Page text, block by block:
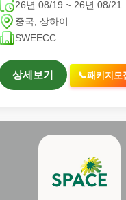
26년 08/19 ~ 26년 08/21
중국, 상하이
SWEECC
상세보기 📞패키지모